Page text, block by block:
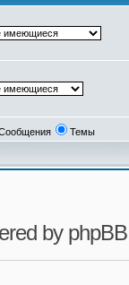
Темы
by phpBB